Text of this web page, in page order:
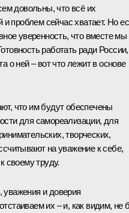
довольны, что всё их
и проблем сейчас хватает. Но
уверенность, что вместе мы
работать ради России,
о ней – вот что лежит в основе
что им будут обеспечены
для самореализации, для
творческих,
на уважение к себе,
своему труду.
и доверия
их – и, как видим, не